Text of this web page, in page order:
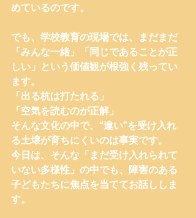
めているのです。
でも、学校教育の現場では、まだまだ
「みんな一緒」「同じであることが正
しい」という価値観が根強く残ってい
ます。
「出る杭は打たれる」
「空気を読むのが正解」
そんな文化の中で、“違い”を受け入れ
る土壌が育ちにくいのは事実です。
今日は、そんな「まだ受け入れられて
いない多様性」の中でも、障害のある
子どもたちに焦点を当ててお話ししま
す。